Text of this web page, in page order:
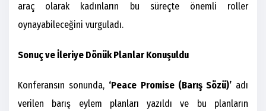
araç olarak kadınların bu süreçte önemli roller
oynayabileceğini vurguladı.
Sonuç ve İleriye Dönük Planlar Konuşuldu
Konferansın sonunda, ‘Peace Promise (Barış Sözü)’adı
verilen barış eylem planları yazıldı ve bu planların